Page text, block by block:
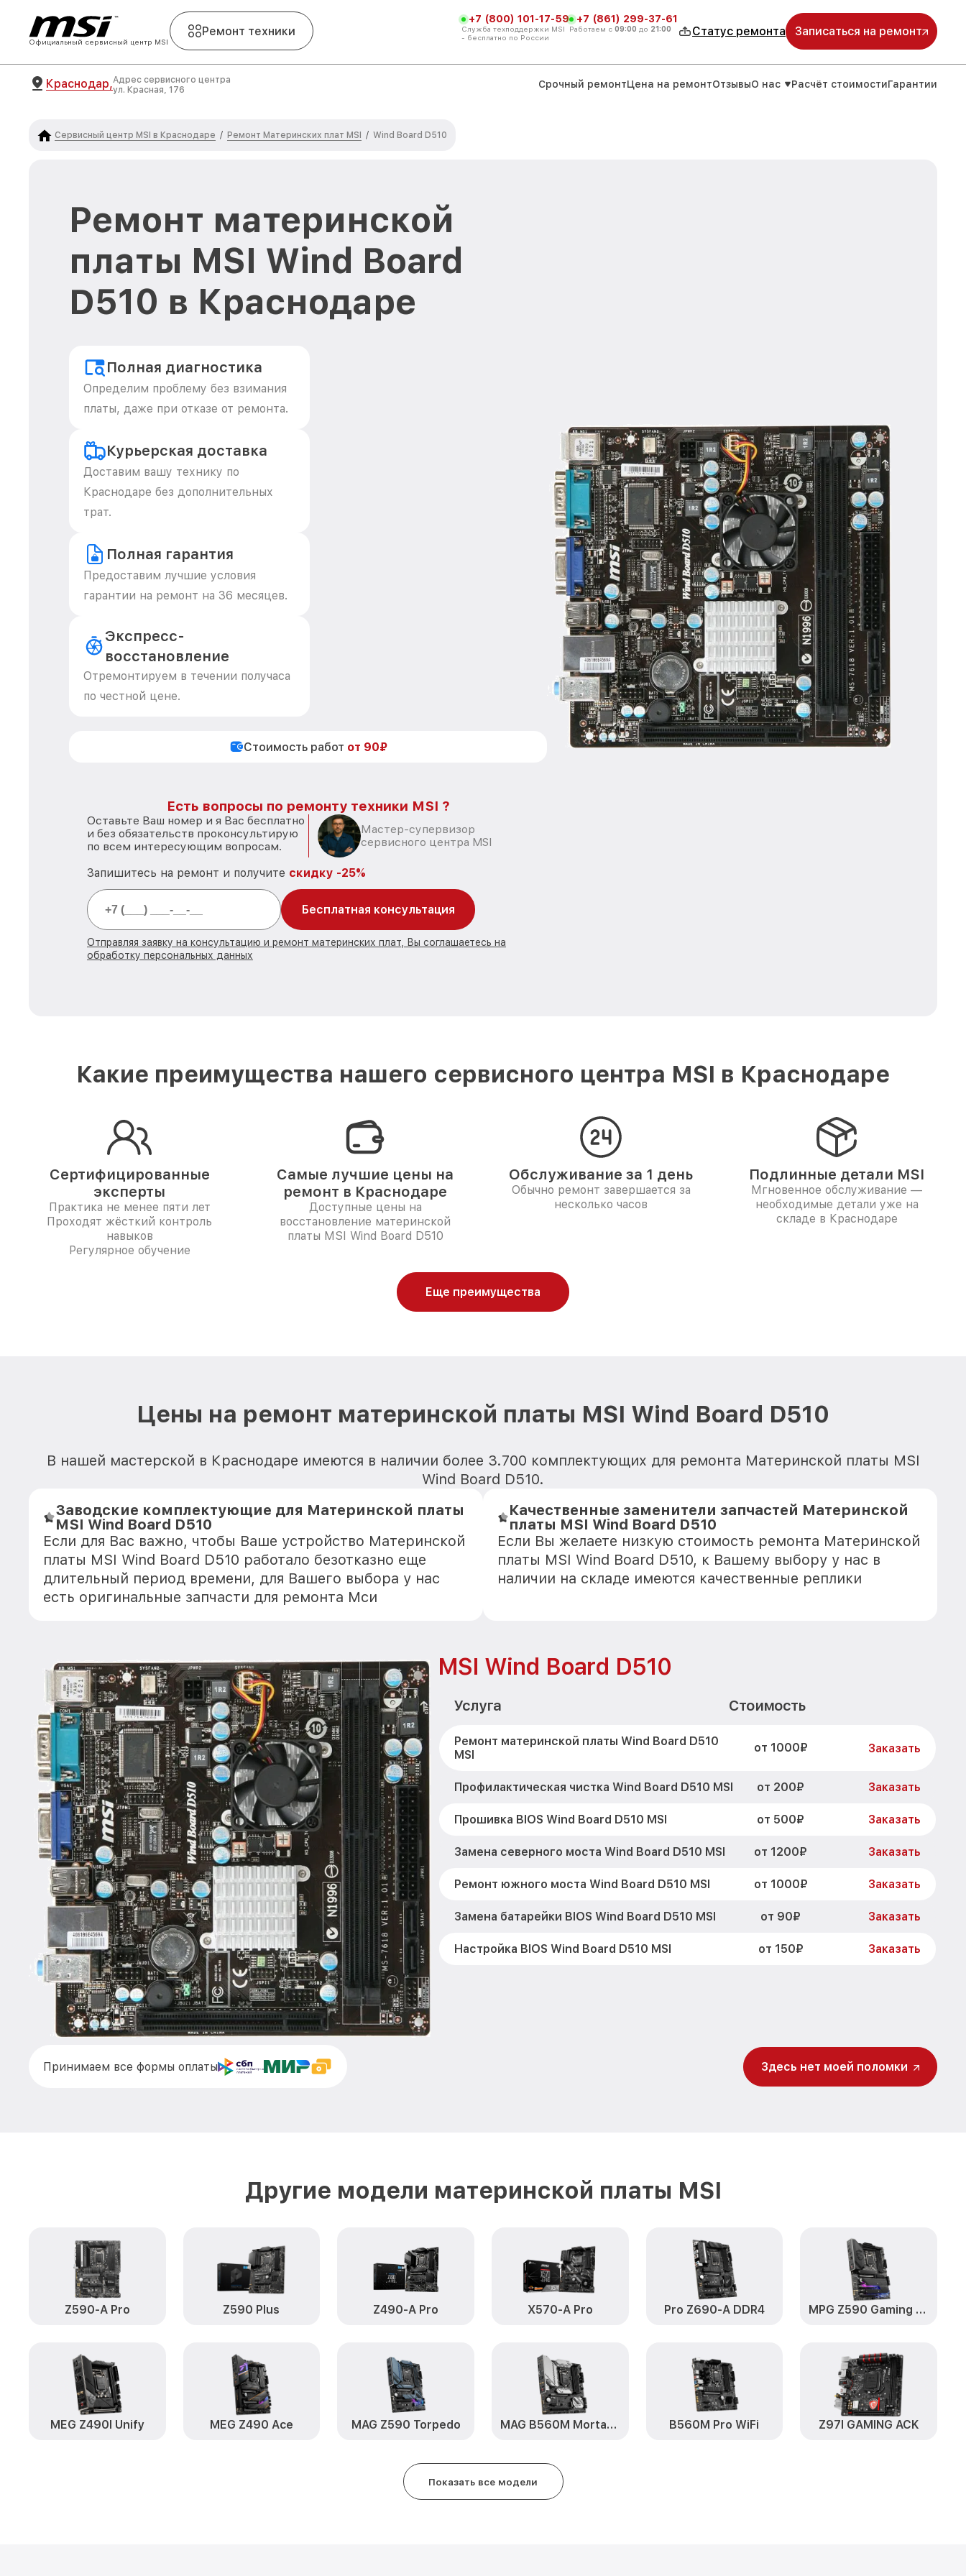
Официальный сервисный центр MSI
Ремонт техники
+7 (800) 101-17-59
Служба техподдержки MSI
- бесплатно по России
+7 (861) 299-37-61
Работаем с 09:00 до 21:00 Статус ремонта Записаться на ремонт
Краснодар,Адрес сервисного центра
ул. Красная, 176
Срочный ремонтЦена на ремонтОтзывыО нас Расчёт стоимостиГарантии
Сервисный центр MSI в Краснодаре / Ремонт Материнских плат MSI / Wind Board D510
Ремонт материнской
платы MSI Wind Board
D510 в Краснодаре
Полная диагностика
Определим проблему без взимания
платы, даже при отказе от ремонта.
Курьерская доставка
Доставим вашу технику по
Краснодаре без дополнительных
трат.
Полная гарантия
Предоставим лучшие условия
гарантии на ремонт на 36 месяцев.
Экспресс-
восстановление
Отремонтируем в течении получаса
по честной цене.
Стоимость работ от 90₽
Есть вопросы по ремонту техники MSI ?
Оставьте Ваш номер и я Вас бесплатно
и без обязательств проконсультирую
по всем интересующим вопросам.
Мастер-супервизор
сервисного центра MSI
Запишитесь на ремонт и получите скидку -25%
Бесплатная консультация
Отправляя заявку на консультацию и ремонт материнских плат, Вы соглашаетесь на
обработку персональных данных
Какие преимущества нашего сервисного центра MSI в Краснодаре
Сертифицированные
эксперты
Практика не менее пяти лет
Проходят жёсткий контроль
навыков
Регулярное обучение
Самые лучшие цены на
ремонт в Краснодаре
Доступные цены на
восстановление материнской
платы MSI Wind Board D510
Обслуживание за 1 день
Обычно ремонт завершается за
несколько часов
Подлинные детали MSI
Мгновенное обслуживание —
необходимые детали уже на
складе в Краснодаре
Еще преимущества
Цены на ремонт материнской платы MSI Wind Board D510
В нашей мастерской в Краснодаре имеются в наличии более 3.700 комплектующих для ремонта Материнской платы MSI
Wind Board D510.
Заводские комплектующие для Материнской платы
MSI Wind Board D510
Если для Вас важно, чтобы Ваше устройство Материнской
платы MSI Wind Board D510 работало безотказно еще
длительный период времени, для Вашего выбора у нас
есть оригинальные запчасти для ремонта Мси
Качественные заменители запчастей Материнской
платы MSI Wind Board D510
Если Вы желаете низкую стоимость ремонта Материнской
платы MSI Wind Board D510, к Вашему выбору у нас в
наличии на складе имеются качественные реплики
MSI Wind Board D510
Услуга Стоимость
Ремонт материнской платы Wind Board D510
MSI
от 1000₽ Заказать
Профилактическая чистка Wind Board D510 MSI от 200₽ Заказать
Прошивка BIOS Wind Board D510 MSI от 500₽ Заказать
Замена северного моста Wind Board D510 MSI от 1200₽ Заказать
Ремонт южного моста Wind Board D510 MSI от 1000₽ Заказать
Замена батарейки BIOS Wind Board D510 MSI от 90₽ Заказать
Настройка BIOS Wind Board D510 MSI от 150₽ Заказать
Принимаем все формы оплаты Здесь нет моей поломки
Другие модели материнской платы MSI
Z590-A Pro Z590 Plus Z490-A Pro X570-A Pro Pro Z690-A DDR4 MPG Z590 Gaming Plus
MEG Z490I Unify MEG Z490 Ace MAG Z590 Torpedo MAG B560M Mortar WiFi B560M Pro WiFi Z97I GAMING ACK
Показать все модели